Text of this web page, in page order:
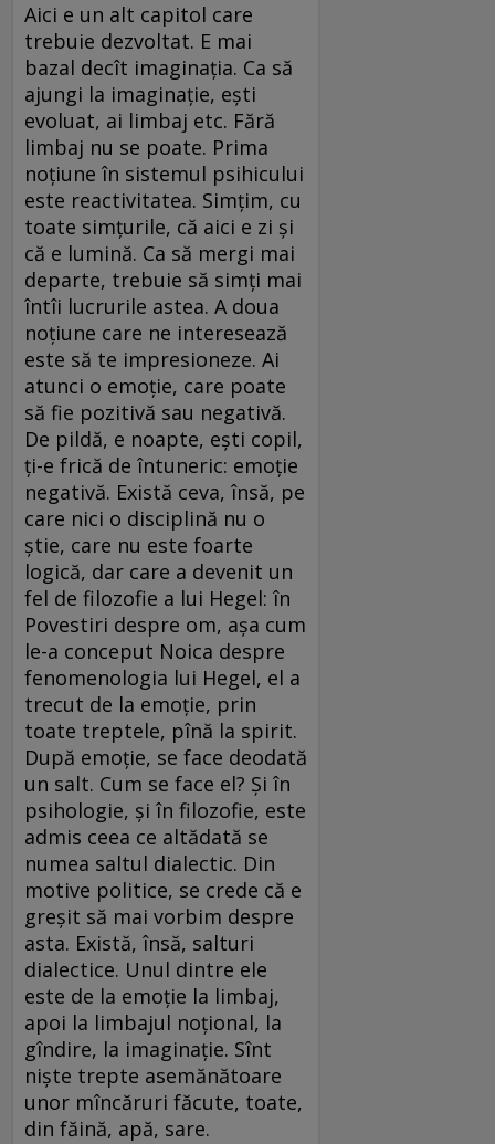
Aici e un alt capitol care
trebuie dezvoltat. E mai
bazal decît imaginația. Ca să
ajungi la imaginație, ești
evoluat, ai limbaj etc. Fără
limbaj nu se poate. Prima
noțiune în sistemul psihicului
este reactivitatea. Simțim, cu
toate simțurile, că aici e zi și
că e lumină. Ca să mergi mai
departe, trebuie să simți mai
întîi lucrurile astea. A doua
noțiune care ne interesează
este să te impresioneze. Ai
atunci o emoție, care poate
să fie pozitivă sau negativă.
De pildă, e noapte, ești copil,
ți-e frică de întuneric: emoție
negativă. Există ceva, însă, pe
care nici o disciplină nu o
știe, care nu este foarte
logică, dar care a devenit un
fel de filozofie a lui Hegel: în
Povestiri despre om, așa cum
le-a conceput Noica despre
fenomenologia lui Hegel, el a
trecut de la emoție, prin
toate treptele, pînă la spirit.
După emoție, se face deodată
un salt. Cum se face el? Și în
psihologie, și în filozofie, este
admis ceea ce altădată se
numea saltul dialectic. Din
motive politice, se crede că e
greșit să mai vorbim despre
asta. Există, însă, salturi
dialectice. Unul dintre ele
este de la emoție la limbaj,
apoi la limbajul noțional, la
gîndire, la imaginație. Sînt
niște trepte asemănătoare
unor mîncăruri făcute, toate,
din făină, apă, sare.